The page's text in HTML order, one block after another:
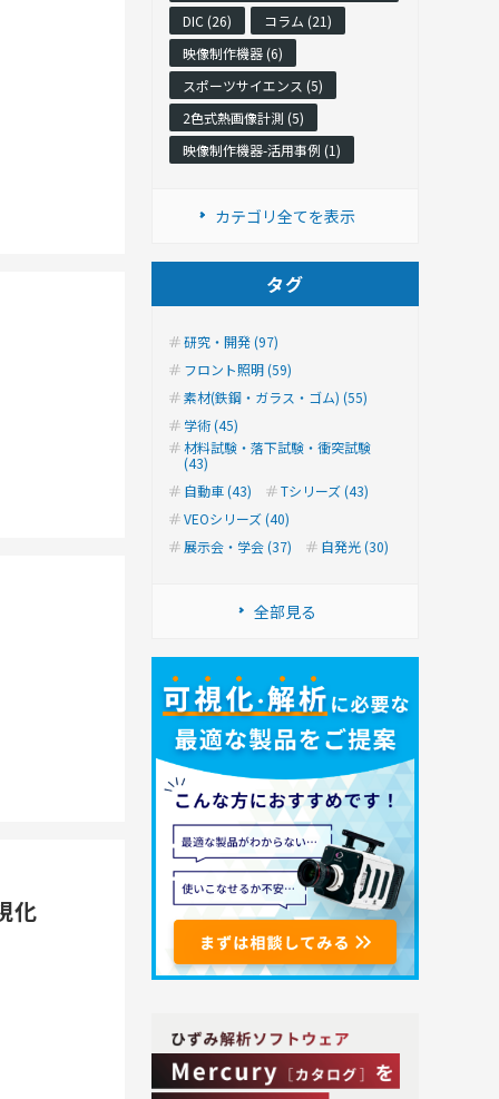
化
DIC (26)
コラム (21)
映像制作機器 (6)
スポーツサイエンス (5)
2色式熱画像計測 (5)
映像制作機器-活用事例 (1)
カテゴリ全てを表示
タグ
研究・開発 (97)
フロント照明 (59)
素材(鉄鋼・ガラス・ゴム) (55)
学術 (45)
材料試験・落下試験・衝突試験
(43)
自動車 (43)
Tシリーズ (43)
VEOシリーズ (40)
展示会・学会 (37)
自発光 (30)
全部見る